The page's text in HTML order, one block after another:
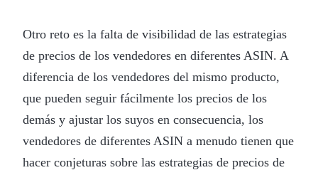
Otro reto es la falta de visibilidad de las estrategias
de precios de los vendedores en diferentes ASIN. A
diferencia de los vendedores del mismo producto,
que pueden seguir fácilmente los precios de los
demás y ajustar los suyos en consecuencia, los
vendedores de diferentes ASIN a menudo tienen que
hacer conjeturas sobre las estrategias de precios de